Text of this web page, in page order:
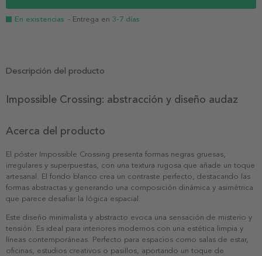
En existencias - Entrega en 3-7 días
Descripción del producto
Impossible Crossing: abstracción y diseño audaz
Acerca del producto
El póster Impossible Crossing presenta formas negras gruesas,
irregulares y superpuestas, con una textura rugosa que añade un toque
artesanal. El fondo blanco crea un contraste perfecto, destacando las
formas abstractas y generando una composición dinámica y asimétrica
que parece desafiar la lógica espacial.
Este diseño minimalista y abstracto evoca una sensación de misterio y
tensión. Es ideal para interiores modernos con una estética limpia y
líneas contemporáneas. Perfecto para espacios como salas de estar,
oficinas, estudios creativos o pasillos, aportando un toque de